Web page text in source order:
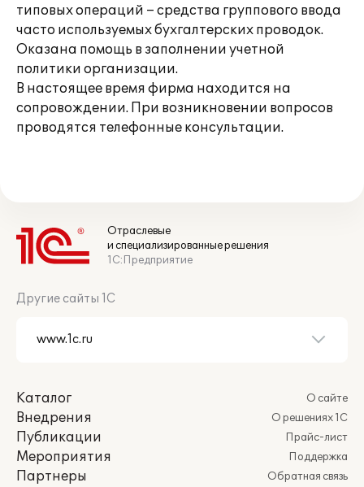
типовых операций – средства группового ввода
часто используемых бухгалтерских проводок.
Оказана помощь в заполнении учетной
политики организации.
В настоящее время фирма находится на
сопровождении. При возникновении вопросов
проводятся телефонные консультации.
Отраслевые
и специализированные решения
1С:Предприятие
Другие сайты 1С
Каталог
Внедрения
Публикации
Мероприятия
Партнеры
О сайте
О решениях 1С
Прайс-лист
Поддержка
Обратная связь